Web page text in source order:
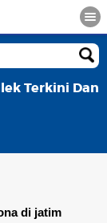
Terkini Dan
di jatim